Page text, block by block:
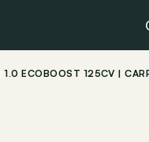
ECOBOOST 125CV |